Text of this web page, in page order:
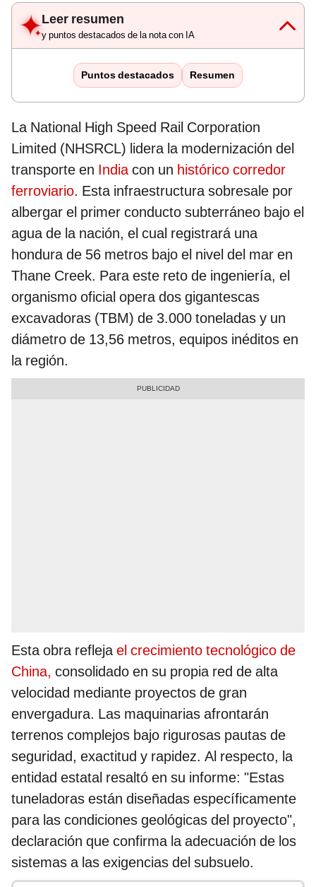
Leer resumen
y puntos destacados de la nota con IA
Puntos destacados Resumen
La National High Speed Rail Corporation
Limited (NHSRCL) lidera la modernización del
transporte en Indiacon un histórico corredor
ferroviario. Esta infraestructura sobresale por
albergar el primer conducto subterráneo bajo el
agua de la nación, el cual registrará una
hondura de 56 metros bajo el nivel del mar en
Thane Creek. Para este reto de ingeniería, el
organismo oficial opera dos gigantescas
excavadoras (TBM) de 3.000 toneladas y un
diámetro de 13,56 metros, equipos inéditos en
la región.
Esta obra reflejael crecimiento tecnológico de
China, consolidado en su propia red de alta
velocidad mediante proyectos de gran
envergadura. Las maquinarias afrontarán
terrenos complejos bajo rigurosas pautas de
seguridad, exactitud y rapidez. Al respecto, la
entidad estatal resaltó en su informe: "Estas
tuneladoras están diseñadas específicamente
para las condiciones geológicas del proyecto",
declaración que confirma la adecuación de los
sistemas a las exigencias del subsuelo.